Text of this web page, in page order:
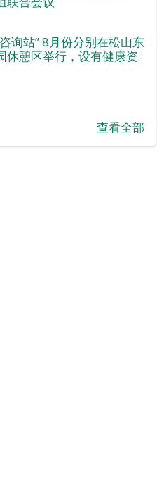
询站” 8月份分别在松山东
休憩区举行，设有健康资
查看全部